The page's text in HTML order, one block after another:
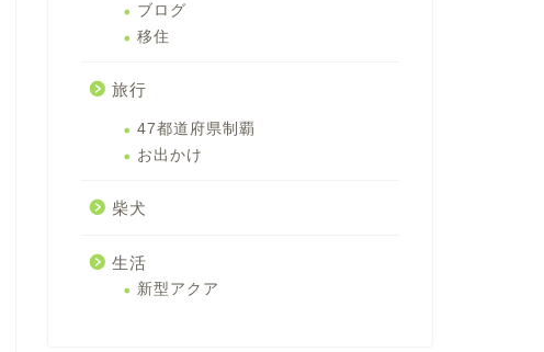
ブログ
移住
旅行
47都道府県制覇
お出かけ
柴犬
生活
新型アクア